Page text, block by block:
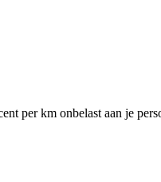
per km onbelast aan je